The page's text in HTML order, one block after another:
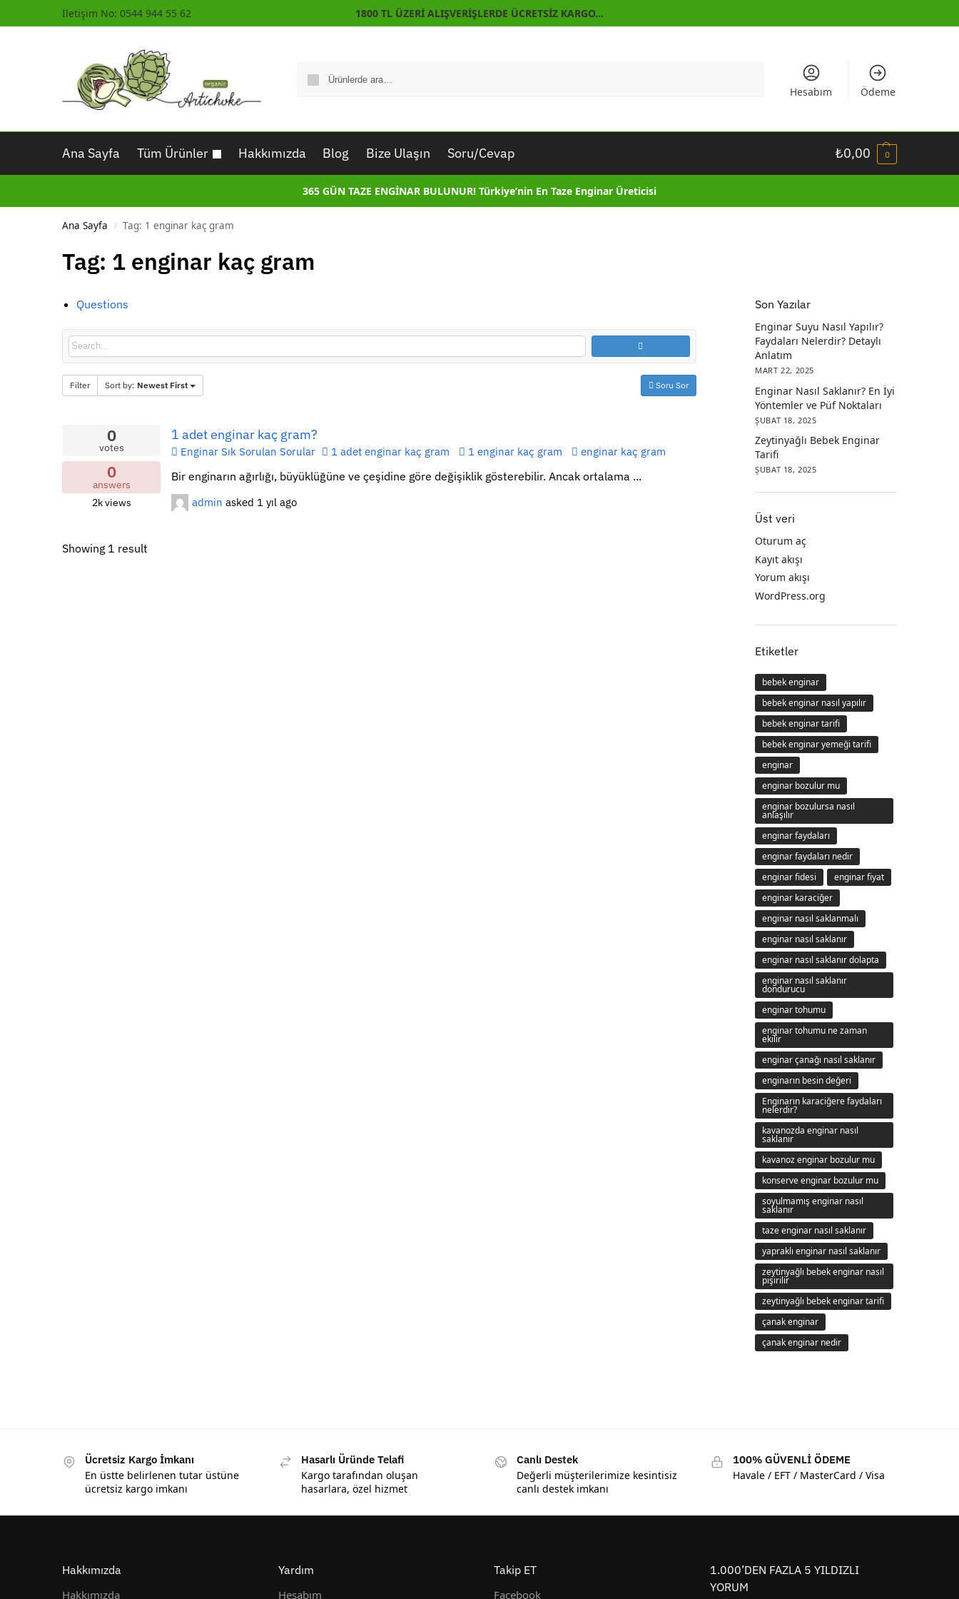
İletişim No: 0544 944 55 62 1800 TL ÜZERİ ALIŞVERİŞLERDE ÜCRETSİZ KARGO…
Hesabım Ödeme
Ana Sayfa Tüm Ürünler Hakkımızda Blog Bize Ulaşın Soru/Cevap ₺0,00 0
365 GÜN TAZE ENGİNAR BULUNUR! Türkiye’nin En Taze Enginar Üreticisi
Ana Sayfa / Tag: 1 enginar kaç gram
Tag: 1 enginar kaç gram
Questions
Filter Sort by: Newest First Soru Sor
0
votes
0
answers
2kviews
1 adet enginar kaç gram​?
Enginar Sık Sorulan Sorular 1 adet enginar kaç gram 1 enginar kaç gram enginar kaç gram
Bir enginarın ağırlığı, büyüklüğüne ve çeşidine göre değişiklik gösterebilir. Ancak ortalama ...
admin asked 1 yıl ago
Showing 1 result
Son Yazılar
Enginar Suyu Nasıl Yapılır?
Faydaları Nelerdir? Detaylı
Anlatım
MART 22, 2025
Enginar Nasıl Saklanır? En İyi
Yöntemler ve Püf Noktaları
ŞUBAT 18, 2025
Zeytinyağlı Bebek Enginar
Tarifi
ŞUBAT 18, 2025
Üst veri
Oturum aç
Kayıt akışı
Yorum akışı
WordPress.org
Etiketler
bebek enginar
bebek enginar nasıl yapılır
bebek enginar tarifi
bebek enginar yemeği tarifi
enginar
enginar bozulur mu
enginar bozulursa nasıl
anlaşılır
enginar faydaları
enginar faydaları nedir
enginar fidesi
enginar fiyat
enginar karaciğer
enginar nasıl saklanmalı
enginar nasıl saklanır
enginar nasıl saklanır dolapta
enginar nasıl saklanır
dondurucu
enginar tohumu
enginar tohumu ne zaman
ekilir
enginar çanağı nasıl saklanır
enginarın besin değeri
Enginarın karaciğere faydaları
nelerdir?
kavanozda enginar nasıl
saklanır
kavanoz enginar bozulur mu
konserve enginar bozulur mu
soyulmamış enginar nasıl
saklanır
taze enginar nasıl saklanır
yapraklı enginar nasıl saklanır
zeytinyağlı bebek enginar nasıl
pişirilir
zeytinyağlı bebek enginar tarifi
çanak enginar
çanak enginar nedir
Ücretsiz Kargo İmkanı
En üstte belirlenen tutar üstüne
ücretsiz kargo imkanı
Hasarlı Üründe Telafi
Kargo tarafından oluşan
hasarlara, özel hizmet
Canlı Destek
Değerli müşterilerimize kesintisiz
canlı destek imkanı
100% GÜVENLİ ÖDEME
Havale / EFT / MasterCard / Visa
Hakkımızda
Hakkımızda
Yardım
Hesabım
Takip ET
Facebook
1.000’DEN FAZLA 5 YILDIZLI
YORUM